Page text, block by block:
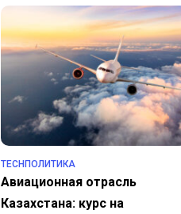
TECHПОЛИТИКА
Авиационная отрасль
Казахстана: курс на